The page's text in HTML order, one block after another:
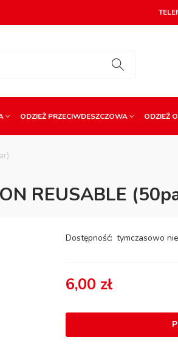
ODZIEŻ PRZECIWDESZCZOWA ODZIEŻ
REUSABLE
Dostępność: tymczasowo
6,00 zł